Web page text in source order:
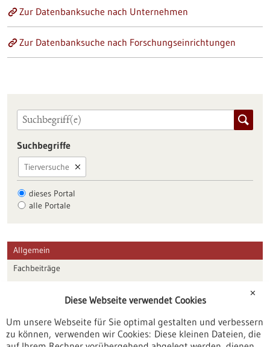
Zur Datenbanksuche nach Unternehmen
Zur Datenbanksuche nach Forschungseinrichtungen
Suchbegriffe
Tierversuche
dieses Portal
alle Portale
Allgemein
Fachbeiträge
Veranstaltungen
Erscheinungsdatum
✕
Diese Webseite verwendet Cookies
Um unsere Webseite für Sie optimal gestalten und verbessern
zu können, verwenden wir Cookies: Diese kleinen Dateien, die